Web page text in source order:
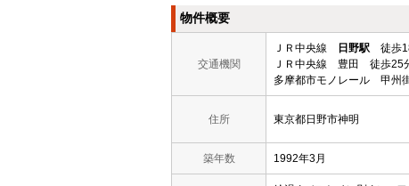
物件概要
交通機関
ＪＲ中央線 日野駅 徒歩
ＪＲ中央線 豊田 徒歩25
多摩都市モノレール 甲州
住所 東京都日野市神明
築年数 1992年3月